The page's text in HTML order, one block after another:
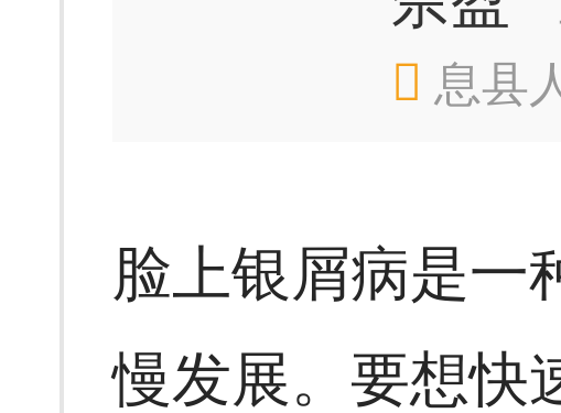
息县
脸上银屑病是一
慢发展。要想快